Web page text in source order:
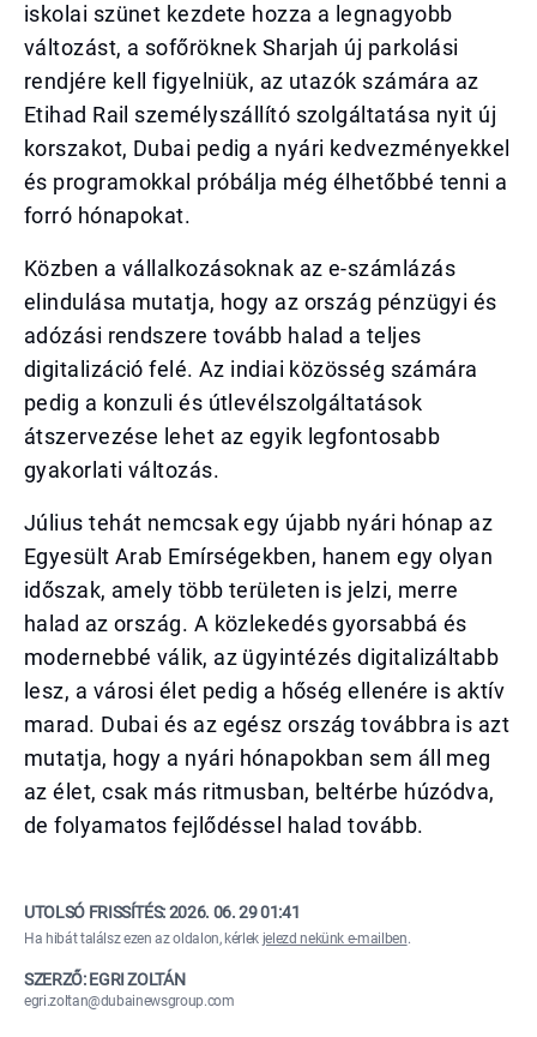
iskolai szünet kezdete hozza a legnagyobb
változást, a sofőröknek Sharjah új parkolási
rendjére kell figyelniük, az utazók számára az
Etihad Rail személyszállító szolgáltatása nyit új
korszakot, Dubai pedig a nyári kedvezményekkel
és programokkal próbálja még élhetőbbé tenni a
forró hónapokat.
Közben a vállalkozásoknak az e-számlázás
elindulása mutatja, hogy az ország pénzügyi és
adózási rendszere tovább halad a teljes
digitalizáció felé. Az indiai közösség számára
pedig a konzuli és útlevélszolgáltatások
átszervezése lehet az egyik legfontosabb
gyakorlati változás.
Július tehát nemcsak egy újabb nyári hónap az
Egyesült Arab Emírségekben, hanem egy olyan
időszak, amely több területen is jelzi, merre
halad az ország. A közlekedés gyorsabbá és
modernebbé válik, az ügyintézés digitalizáltabb
lesz, a városi élet pedig a hőség ellenére is aktív
marad. Dubai és az egész ország továbbra is azt
mutatja, hogy a nyári hónapokban sem áll meg
az élet, csak más ritmusban, beltérbe húzódva,
de folyamatos fejlődéssel halad tovább.
UTOLSÓ FRISSÍTÉS:2026. 06. 29 01:41
Ha hibát találsz ezen az oldalon, kérlek jelezd nekünk e-mailben.
SZERZŐ: EGRI ZOLTÁN
egri.zoltan@dubainewsgroup.com